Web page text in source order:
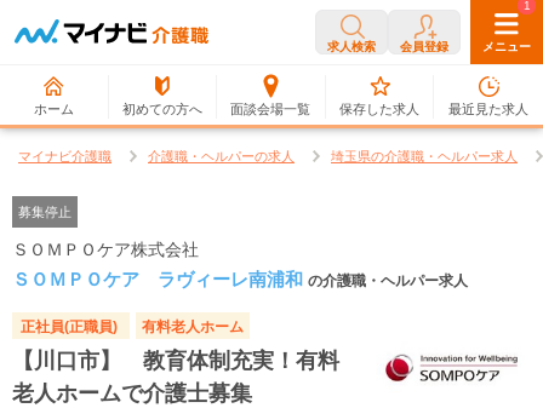
求人検索 会員登録 メニュー
ホーム 初めての方へ 面談会場一覧
0
保存した求人
1
最近見た求人
マイナビ介護職 介護職・ヘルパーの求人 埼玉県の介護職・ヘルパー求人
募集停止
ＳＯＭＰＯケア株式会社
ＳＯＭＰＯケア ラヴィーレ南浦和 の介護職・ヘルパー求人
正社員(正職員) 有料老人ホーム
【川口市】 教育体制充実！有料
老人ホームで介護士募集